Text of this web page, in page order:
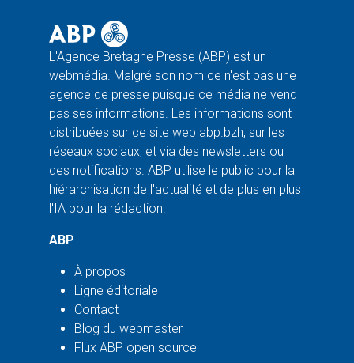
L'Agence Bretagne Presse (ABP) est un
webmédia. Malgré son nom ce n'est pas une
agence de presse puisque ce média ne vend
pas ses informations. Les informations sont
distribuées sur ce site web abp.bzh, sur les
réseaux sociaux, et via des newsletters ou
des notifications. ABP utilise le public pour la
hiérarchisation de l'actualité et de plus en plus
l'IA pour la rédaction.
ABP
À propos
Ligne éditoriale
Contact
Blog du webmaster
Flux ABP open source